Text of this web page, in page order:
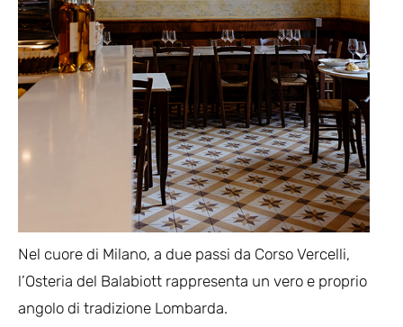
Nel cuore di Milano, a due passi da Corso Vercelli,
l’Osteria del Balabiott rappresenta un vero e proprio
angolo di tradizione Lombarda.